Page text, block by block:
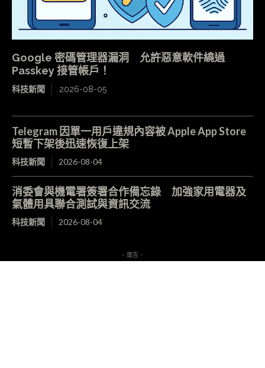
Google 密碼管理器漏洞 允許惡意軟件繞過
Passkey 接管帳戶！
科技新聞 2026-08-05
Telegram 因單一用戶違規內容被 Apple App Store
短暫下架後迅速恢復上架
科技新聞 2026-08-04
消委會與機電署簽署合作備忘錄 加強家用電器及
氣體用具聯合測試與資訊交流
科技新聞 2026-08-04
- 廣告 -